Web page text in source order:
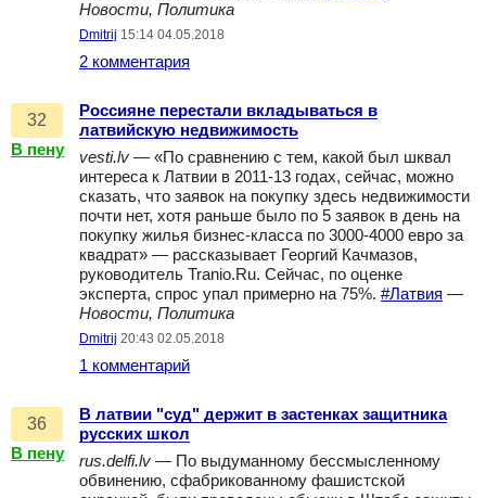
Новости, Политика
Dmitrij 15:14 04.05.2018
2 комментария
32
В пену
Россияне перестали вкладываться в
латвийскую недвижимость
vesti.lv — «По сравнению с тем, какой был шквал
интереса к Латвии в 2011-13 годах, сейчас, можно
сказать, что заявок на покупку здесь недвижимости
почти нет, хотя раньше было по 5 заявок в день на
покупку жилья бизнес-класса по 3000-4000 евро за
квадрат» — рассказывает Георгий Качмазов,
руководитель Tranio.Ru. Сейчас, по оценке
эксперта, спрос упал примерно на 75%. #Латвия —
Новости, Политика
Dmitrij 20:43 02.05.2018
1 комментарий
36
В пену
В латвии "суд" держит в застенках защитника
русских школ
rus.delfi.lv — По выдуманному бессмысленному
обвинению, сфабрикованному фашистской